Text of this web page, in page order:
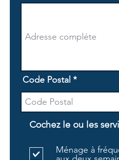
Code Postal
Cochez le ou les
Ménage à